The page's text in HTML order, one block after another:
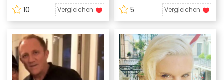
10 Vergleichen 5 Vergleichen